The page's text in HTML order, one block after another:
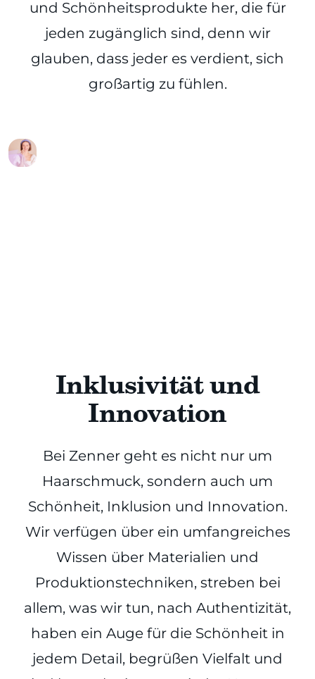
und Schönheitsprodukte her, die für
jeden zugänglich sind, denn wir
glauben, dass jeder es verdient, sich
großartig zu fühlen.
Inklusivität und
Innovation
Bei Zenner geht es nicht nur um
Haarschmuck, sondern auch um
Schönheit, Inklusion und Innovation.
Wir verfügen über ein umfangreiches
Wissen über Materialien und
Produktionstechniken, streben bei
allem, was wir tun, nach Authentizität,
haben ein Auge für die Schönheit in
jedem Detail, begrüßen Vielfalt und